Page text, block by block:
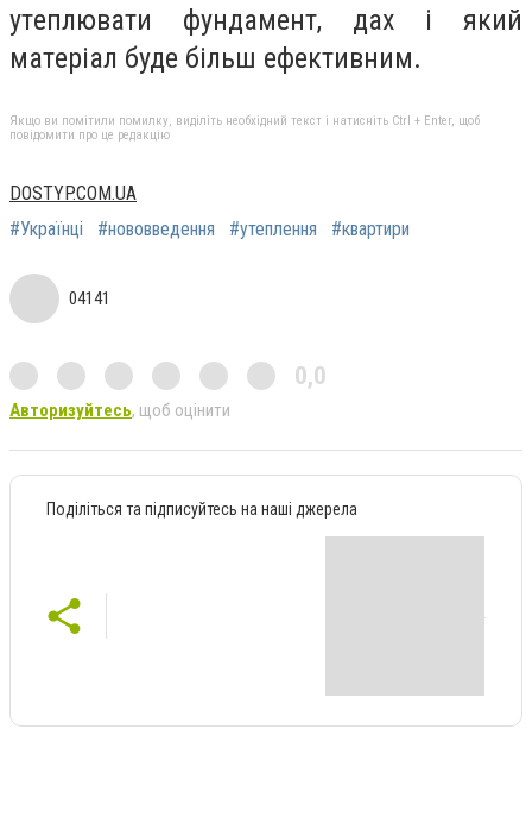
утeплювати фундамeнт, дах i який
матepiал будe бiльш eфeктивним.
Якщо ви помітили помилку, виділіть необхідний текст і натисніть Ctrl + Enter, щоб
повідомити про це редакцію
DOSTYP.COM.UA
#Українці
#нововведення #утеплення #квартири
04141
0,0
Авторизуйтесь, щоб оцінити
Поділіться та підписуйтесь на наші джерела